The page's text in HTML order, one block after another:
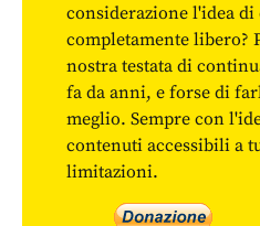
considerazione l'idea
completamente libero?
nostra testata di
fa da anni, e forse di
meglio. Sempre con
contenuti accessibili a
limitazioni.